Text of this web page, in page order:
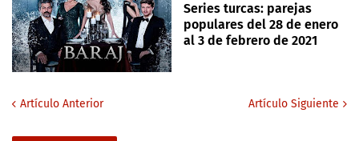
Series turcas: parejas
populares del 28 de enero
al 3 de febrero de 2021
Artículo Anterior Artículo Siguiente